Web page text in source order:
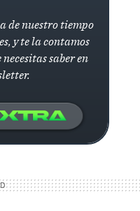
de nuestro tiempo
y te la contamos
saber en